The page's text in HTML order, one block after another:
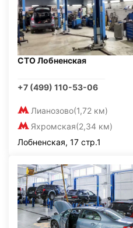
СТО Лобненская
+7 (499) 110-53-06
Лианозово(1,72 км)
Яхромская(2,34 км)
Лобненская, 17 стр.1